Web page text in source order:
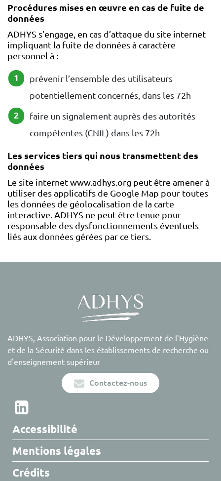
Procédures mises en œuvre en cas de fuite de
données
ADHYS s’engage, en cas d’attaque du site internet
impliquant la fuite de données à caractère
personnel à :
prévenir l’ensemble des utilisateurs
potentiellement concernés, dans les 72h
faire un signalement auprès des autorités
compétentes (CNIL) dans les 72h
Les services tiers qui nous transmettent des
données
Le site internet www.adhys.org peut être amener à
utiliser des applicatifs de Google Map pour toutes
les données de géolocalisation de la carte
interactive. ADHYS ne peut être tenue pour
responsable des dysfonctionnements éventuels
liés aux données gérées par ce tiers.
ADHYS, Association pour le Développement de l'Hygiène
et de la Sécurité dans les établissements de recherche ou
d'enseignement supérieur
Contactez-nous
Accessibilité
Mentions légales
Crédits